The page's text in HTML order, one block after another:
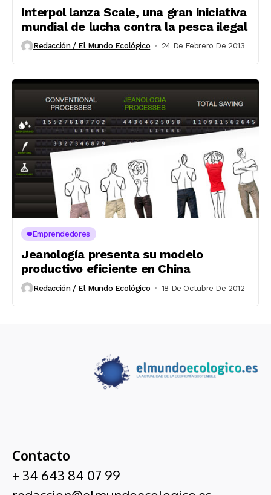
Interpol lanza Scale, una gran iniciativa
mundial de lucha contra la pesca ilegal
Redacción / El Mundo Ecológico 24 De Febrero De 2013
Emprendedores
Jeanología presenta su modelo
productivo eficiente en China
Redacción / El Mundo Ecológico 18 De Octubre De 2012
Contacto
+ 34 643 84 07 99